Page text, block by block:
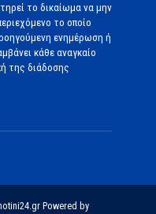
το δικαίωμα να μην
το οποίο
ενημέρωση ή
κάθε αναγκαίο
της διάδοσης
Powered by